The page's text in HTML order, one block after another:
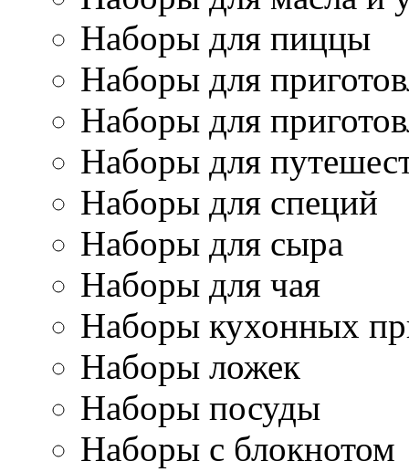
Наборы для пиццы
Наборы для
Наборы для
Наборы для
Наборы для специй
Наборы для сыра
Наборы для чая
Наборы кухонных
Наборы ложек
Наборы посуды
Наборы с блокнотом